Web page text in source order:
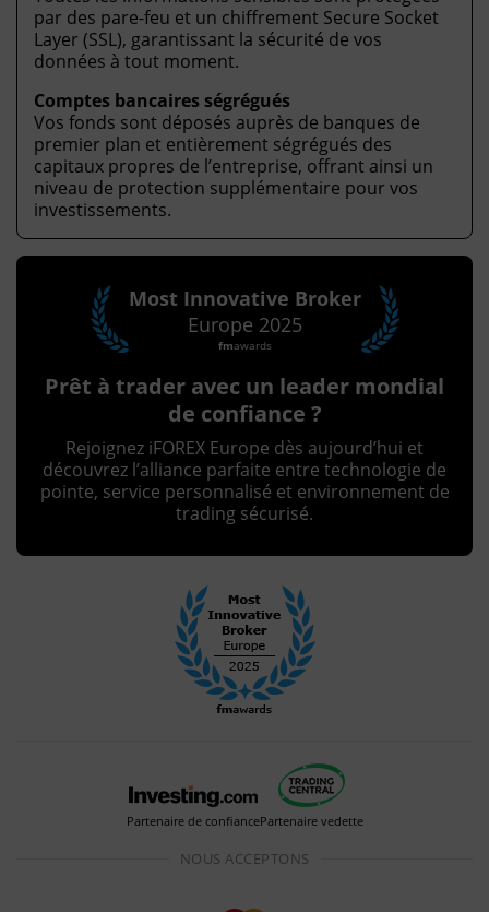
par des pare-feu et un chiffrement Secure Socket
Layer (SSL), garantissant la sécurité de vos
données à tout moment.
Comptes bancaires ségrégués
Vos fonds sont déposés auprès de banques de
premier plan et entièrement ségrégués des
capitaux propres de l’entreprise, offrant ainsi un
niveau de protection supplémentaire pour vos
investissements.
Most Innovative Broker
Europe 2025
fmawards
Prêt à trader avec un leader mondial
de confiance ?
Rejoignez iFOREX Europe dès aujourd’hui et
découvrez l’alliance parfaite entre technologie de
pointe, service personnalisé et environnement de
trading sécurisé.
Partenaire de confiancePartenaire vedette
NOUS ACCEPTONS